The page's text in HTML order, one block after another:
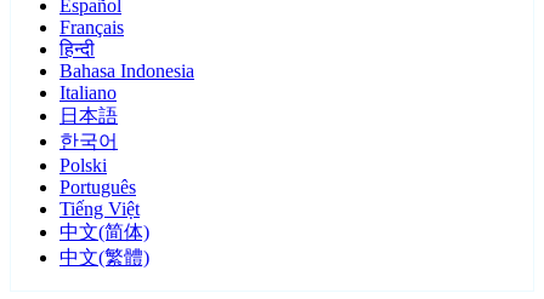
Español
Français
हिन्दी
Bahasa Indonesia
Italiano
日本語
한국어
Polski
Português
Tiếng Việt
中文(简体)
中文(繁體)